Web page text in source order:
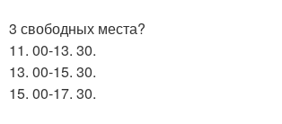
3 свободных места?
11. 00-13. 30.
13. 00-15. 30.
15. 00-17. 30.